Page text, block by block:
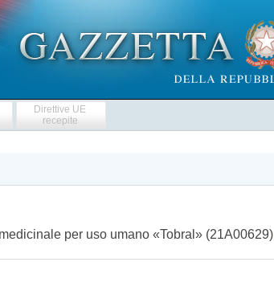
Direttive UE
recepite
per uso umano «Tobral» (21A00629)